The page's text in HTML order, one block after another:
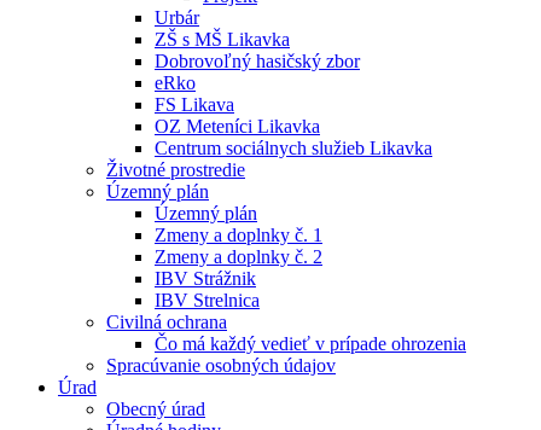
Urbár
ZŠ s MŠ Likavka
Dobrovoľný hasičský zbor
eRko
FS Likava
OZ Meteníci Likavka
Centrum sociálnych služieb Likavka
Životné prostredie
Územný plán
Územný plán
Zmeny a doplnky č. 1
Zmeny a doplnky č. 2
IBV Strážnik
IBV Strelnica
Civilná ochrana
Čo má každý vedieť v prípade ohrozenia
Spracúvanie osobných údajov
Úrad
Obecný úrad